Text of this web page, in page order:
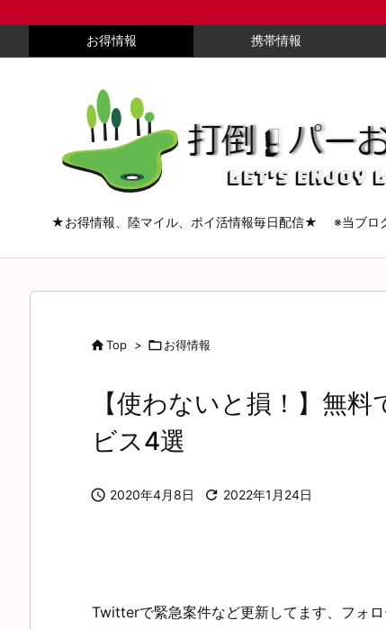
お得情報 携帯情報
★お得情報、陸マイル、ポイ活情報毎日配信★ ※当ブロ
Top > お得情報
【使わないと損！】無
ビス4選
 2020年4月8日  2022年1月24日
Twitterで緊急案件など更新してます、フォロ